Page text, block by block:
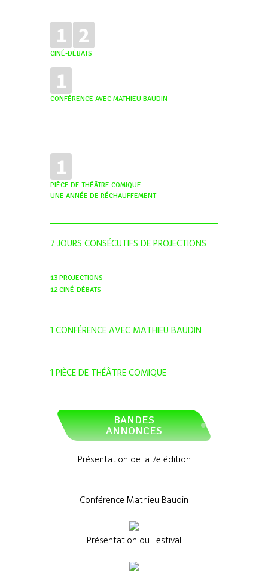
1 2
CINÉ-DÉBATS
1
CONFÉRENCE AVEC MATHIEU BAUDIN
1
PIÈCE DE THÉÂTRE COMIQUE
UNE ANNÉE DE RÉCHAUFFEMENT
7 JOURS CONSÉCUTIFS DE PROJECTIONS
13 PROJECTIONS
12 CINÉ-DÉBATS
1 CONFÉRENCE AVEC MATHIEU BAUDIN
1 PIÈCE DE THÉÂTRE COMIQUE
BANDES
ANNONCES
Présentation de la 7e édition
Conférence Mathieu Baudin
Présentation du Festival